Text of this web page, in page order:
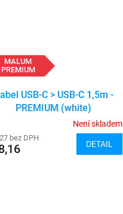
MALUM
PREMIUM
USB-C > USB-C 1,5m -
PREMIUM (white)
Není skladem
bez DPH
DETAIL